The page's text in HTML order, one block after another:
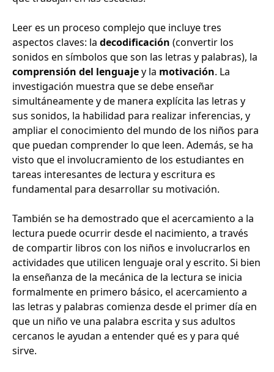
Leer es un proceso complejo que incluye tres
aspectos claves: la decodificación (convertir los
sonidos en símbolos que son las letras y palabras), la
comprensión del lenguajey la motivación. La
investigación muestra que se debe enseñar
simultáneamente y de manera explícita las letras y
sus sonidos, la habilidad para realizar inferencias, y
ampliar el conocimiento del mundo de los niños para
que puedan comprender lo que leen. Además, se ha
visto que el involucramiento de los estudiantes en
tareas interesantes de lectura y escritura es
fundamental para desarrollar su motivación.
También se ha demostrado que el acercamiento a la
lectura puede ocurrir desde el nacimiento, a través
de compartir libros con los niños e involucrarlos en
actividades que utilicen lenguaje oral y escrito. Si bien
la enseñanza de la mecánica de la lectura se inicia
formalmente en primero básico, el acercamiento a
las letras y palabras comienza desde el primer día en
que un niño ve una palabra escrita y sus adultos
cercanos le ayudan a entender qué es y para qué
sirve.